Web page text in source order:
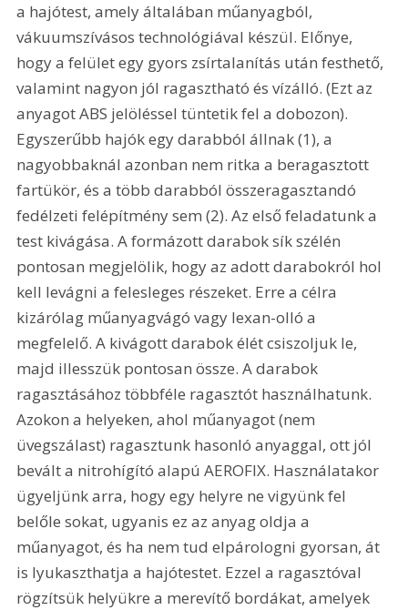
a hajótest, amely általában műanyagból,
vákuumszívásos technológiával készül. Előnye,
hogy a felület egy gyors zsírtalanítás után festhető,
valamint nagyon jól ragasztható és vízálló. (Ezt az
anyagot ABS jelöléssel tüntetik fel a dobozon).
Egyszerűbb hajók egy darabból állnak (1), a
nagyobbaknál azonban nem ritka a beragasztott
fartükör, és a több darabból összeragasztandó
fedélzeti felépítmény sem (2). Az első feladatunk a
test kivágása. A formázott darabok sík szélén
pontosan megjelölik, hogy az adott darabokról hol
kell levágni a felesleges részeket. Erre a célra
kizárólag műanyagvágó vagy lexan-olló a
megfelelő. A kivágott darabok élét csiszoljuk le,
majd illesszük pontosan össze. A darabok
ragasztásához többféle ragasztót használhatunk.
Azokon a helyeken, ahol műanyagot (nem
üvegszálast) ragasztunk hasonló anyaggal, ott jól
bevált a nitrohígító alapú AEROFIX. Használatakor
ügyeljünk arra, hogy egy helyre ne vigyünk fel
belőle sokat, ugyanis ez az anyag oldja a
műanyagot, és ha nem tud elpárologni gyorsan, át
is lyukaszthatja a hajótestet. Ezzel a ragasztóval
rögzítsük helyükre a merevítő bordákat, amelyek